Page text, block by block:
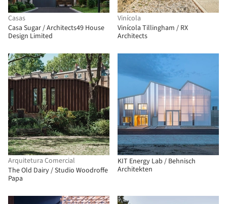
Casas
Casa Sugar / Architects49 House
Design Limited
Vinícola
Vinícola Tillingham / RX
Architects
Arquitetura Comercial
The Old Dairy / Studio Woodroffe
Papa
KIT Energy Lab / Behnisch
Architekten